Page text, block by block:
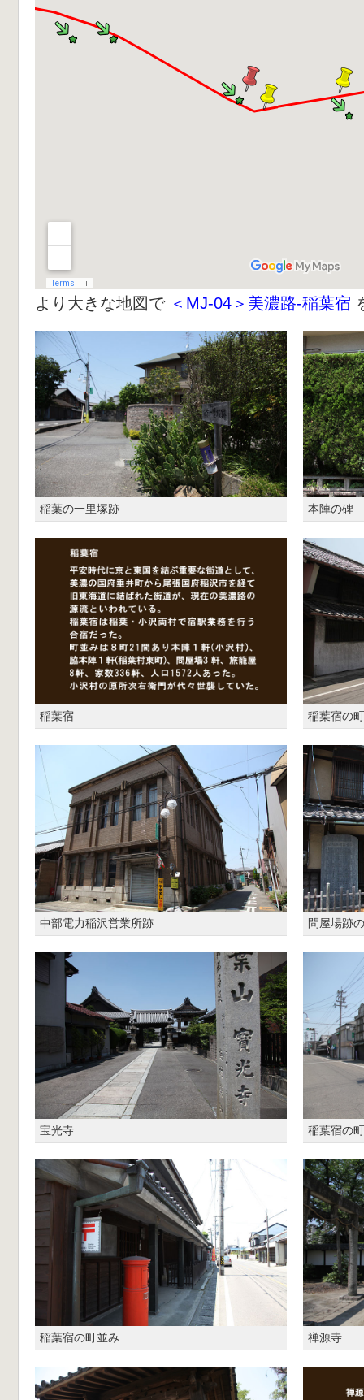
より大きな地図で ＜MJ-04＞美濃路-稲葉宿
稲葉の一里塚跡 本陣の碑
稲葉宿 稲葉宿の
中部電力稲沢営業所跡 問屋場跡
宝光寺 稲葉宿の
稲葉宿の町並み 禅源寺